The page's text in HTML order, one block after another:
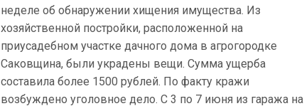
неделе об обнаружении хищения имущества. Из
хозяйственной постройки, расположенной на
приусадебном участке дачного дома в агрогородке
Саковщина, были украдены вещи. Сумма ущерба
составила более 1500 рублей. По факту кражи
возбуждено уголовное дело. С 3 по 7 июня из гаража на